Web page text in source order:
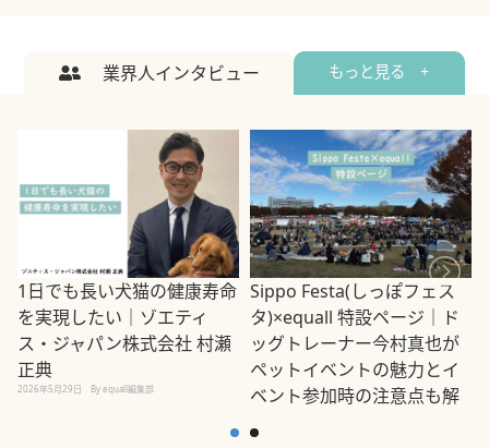
業界人インタビュー もっと見る +
1日でも長い犬猫の健康寿命
を実現したい｜ゾエティ
ス・ジャパン株式会社 村瀬
正典
2026年5月29日 By equall編集部
Sippo Festa(しっぽフェス
タ)×equall 特設ページ｜ド
ッグトレーナー今村真也が
ペットイベントの魅力とイ
ベント参加時の注意点も解
2026年5月12日